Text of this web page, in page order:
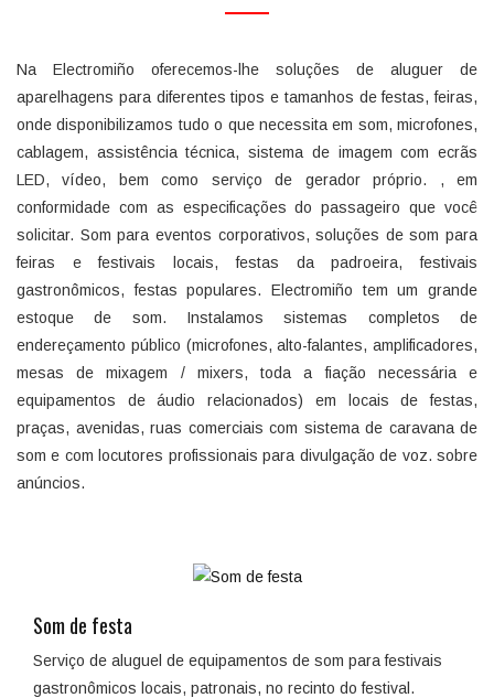
Na Electromiño oferecemos-lhe soluções de aluguer de
aparelhagens para diferentes tipos e tamanhos de festas, feiras,
onde disponibilizamos tudo o que necessita em som, microfones,
cablagem, assistência técnica, sistema de imagem com ecrãs
LED, vídeo, bem como serviço de gerador próprio. , em
conformidade com as especificações do passageiro que você
solicitar. Som para eventos corporativos, soluções de som para
feiras e festivais locais, festas da padroeira, festivais
gastronômicos, festas populares. Electromiño tem um grande
estoque de som. Instalamos sistemas completos de
endereçamento público (microfones, alto-falantes, amplificadores,
mesas de mixagem / mixers, toda a fiação necessária e
equipamentos de áudio relacionados) em locais de festas,
praças, avenidas, ruas comerciais com sistema de caravana de
som e com locutores profissionais para divulgação de voz. sobre
anúncios.
Som de festa
Serviço de aluguel de equipamentos de som para festivais
gastronômicos locais, patronais, no recinto do festival.